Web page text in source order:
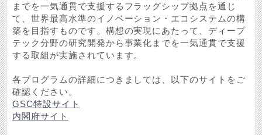
までを一気通貫で支援するフラッグシップ拠点を通じ
て、世界最高水準のイノベーション・エコシステムの構
築を目指すものです。構想の実現にあたって、ディープ
テック分野の研究開発から事業化までを一気通貫で支援
する取組が実施されています。
各プログラムの詳細につきましては、以下のサイトをご
確認ください。
GSC特設サイト
内閣府サイト